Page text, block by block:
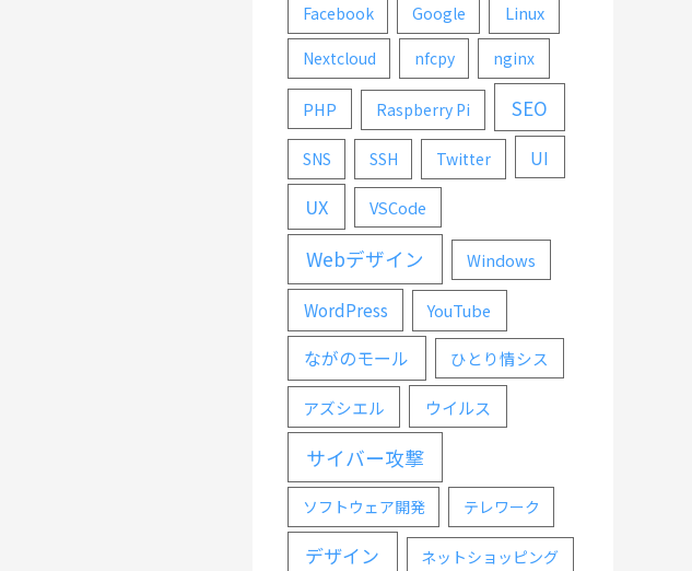
Facebook Google Linux
Nextcloud nfcpy nginx
PHP Raspberry Pi SEO
SNS SSH Twitter UI
UX VSCode
Webデザイン Windows
WordPress YouTube
ながのモール ひとり情シス
アズシエル ウイルス
サイバー攻撃
ソフトウェア開発 テレワーク
デザイン ネットショッピング